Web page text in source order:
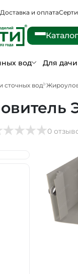
Доставка и оплата
Каталог
вод Для
сточных вод
0